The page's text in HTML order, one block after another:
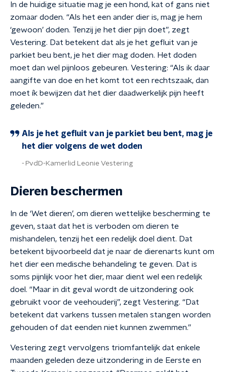
In de huidige situatie mag je een hond, kat of gans niet
zomaar doden. “Als het een ander dier is, mag je hem
‘gewoon’ doden. Tenzij je het dier pijn doet”, zegt
Vestering. Dat betekent dat als je het gefluit van je
parkiet beu bent, je het dier mag doden. Het doden
moet dan wel pijnloos gebeuren. Vestering: “Als ik daar
aangifte van doe en het komt tot een rechtszaak, dan
moet ík bewijzen dat het dier daadwerkelijk pijn heeft
geleden.”
Als je het gefluit van je parkiet beu bent, mag je
het dier volgens de wet doden
PvdD-Kamerlid Leonie Vestering
Dieren beschermen
In de ‘Wet dieren’, om dieren wettelijke bescherming te
geven, staat dat het is verboden om dieren te
mishandelen, tenzij het een redelijk doel dient. Dat
betekent bijvoorbeeld dat je naar de dierenarts kunt om
het dier een medische behandeling te geven. Dat is
soms pijnlijk voor het dier, maar dient wel een redelijk
doel. “Maar in dit geval wordt de uitzondering ook
gebruikt voor de veehouderij”, zegt Vestering. “Dat
betekent dat varkens tussen metalen stangen worden
gehouden of dat eenden niet kunnen zwemmen.”
Vestering zegt vervolgens triomfantelijk dat enkele
maanden geleden deze uitzondering in de Eerste en